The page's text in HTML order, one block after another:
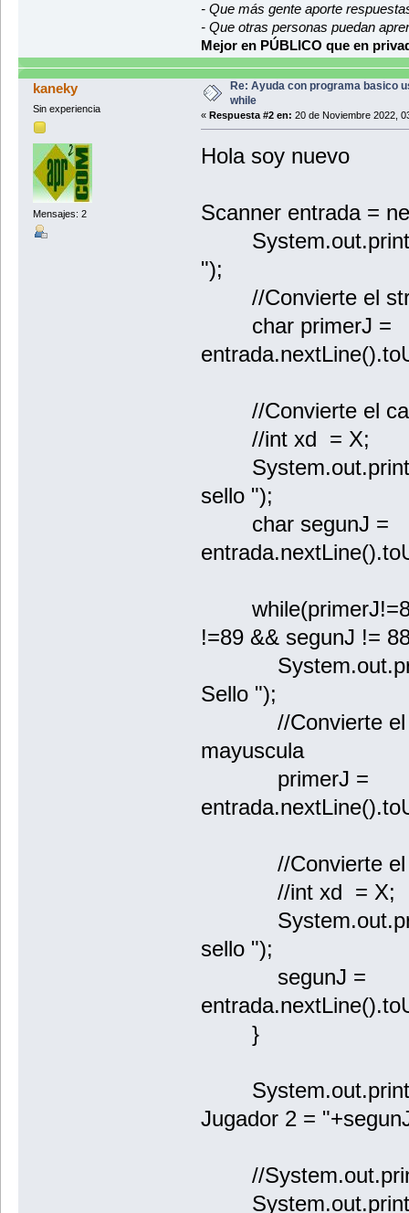
- Que más gente aporte
- Que otras personas puedan
Mejor en PÚBLICO que en
kaneky
Sin experiencia
Mensajes: 2
Re: Ayuda con programa basico
while
« Respuesta #2 en: 20 de Noviembre 2022,
Hola soy nuevo
Scanner entrada =
");
//Convierte el
char primerJ =
//Convierte el
//int xd = X;
sello ");
char segunJ =
while(primerJ!=88
!=89 && segunJ !=
Sello ");
//Convierte el
mayuscula
primerJ =
//Convierte el
//int xd = X;
sello ");
segunJ =
}
Jugador 2 =
//